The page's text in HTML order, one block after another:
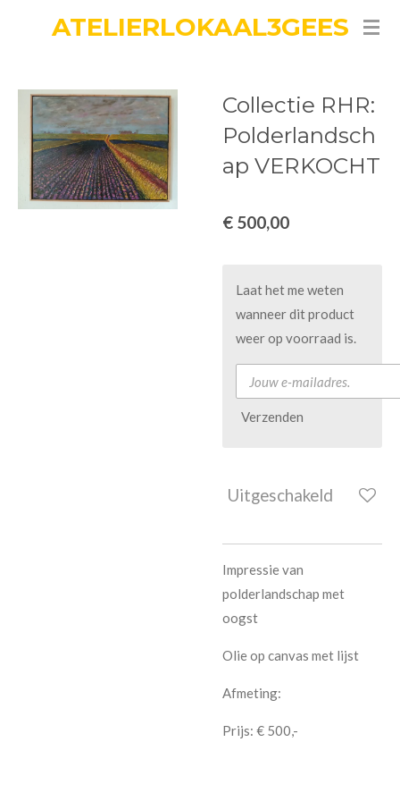
de
hoofdinhoud
ATELIERLOKAAL3GEES
Collectie RHR:
Polderlandsch
ap VERKOCHT
€ 500,00
Laat het me weten
wanneer dit product
weer op voorraad is.
Verzenden
Uitgeschakeld
Impressie van
polderlandschap met
oogst
Olie op canvas met lijst
Afmeting:
Prijs: € 500,-